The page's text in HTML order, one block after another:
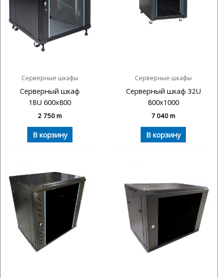
Серверные шкафы
Серверный шкаф
18U 600х800
2 750m
В корзину
Серверные шкафы
Серверный шкаф 32U
800х1000
7 040m
В корзину